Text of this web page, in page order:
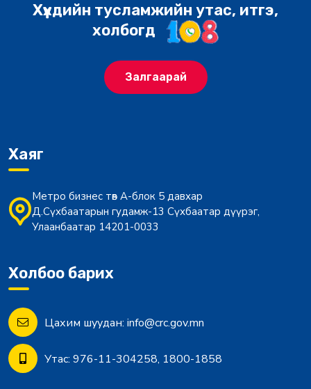
Хүүхдийн тусламжийн утас, итгэ,
холбогд
Залгаарай
Хаяг
Метро бизнес төв А-блок 5 давхар
Д.Сүхбаатарын гудамж-13 Сүхбаатар дүүрэг,
Улаанбаатар 14201-0033
Холбоо барих
Цахим шуудан: info@crc.gov.mn
Утас: 976-11-304258, 1800-1858